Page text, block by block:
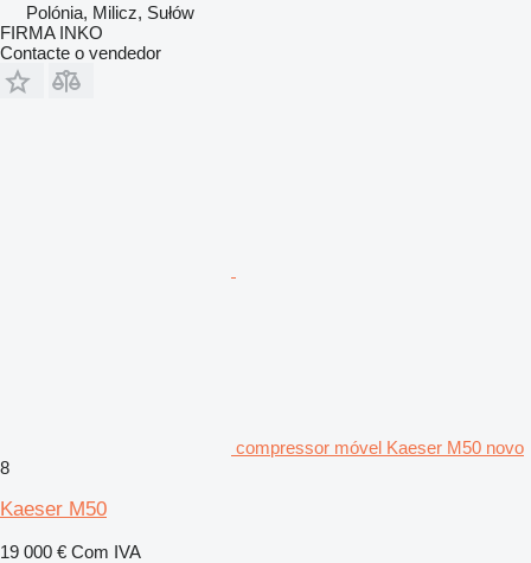
Polónia, Milicz, Sułów
FIRMA INKO
Contacte o vendedor
compressor móvel Kaeser M50 novo
8
Kaeser M50
19 000 € Com IVA